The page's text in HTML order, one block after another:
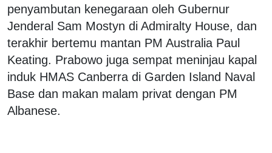
penyambutan kenegaraan oleh Gubernur
Jenderal Sam Mostyn di Admiralty House, dan
terakhir bertemu mantan PM Australia Paul
Keating. Prabowo juga sempat meninjau kapal
induk HMAS Canberra di Garden Island Naval
Base dan makan malam privat dengan PM
Albanese.